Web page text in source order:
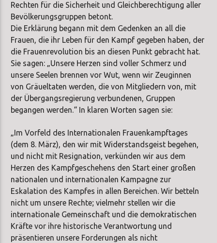
Rechten für die Sicherheit und Gleichberechtigung aller
Bevölkerungsgruppen betont.
Die Erklärung begann mit dem Gedenken an all die
Frauen, die ihr Leben für den Kampf gegeben haben, der
die Frauenrevolution bis an diesen Punkt gebracht hat.
Sie sagen: „Unsere Herzen sind voller Schmerz und
unsere Seelen brennen vor Wut, wenn wir Zeuginnen
von Gräueltaten werden, die von Mitgliedern von, mit
der Übergangsregierung verbundenen, Gruppen
begangen werden.“ In klaren Worten sagen sie:
„Im Vorfeld des Internationalen Frauenkampftages
(dem 8. März), den wir mit Widerstandsgeist begehen,
und nicht mit Resignation, verkünden wir aus dem
Herzen des Kampfgeschehens den Start einer großen
nationalen und internationalen Kampagne zur
Eskalation des Kampfes in allen Bereichen. Wir betteln
nicht um unsere Rechte; vielmehr stellen wir die
internationale Gemeinschaft und die demokratischen
Kräfte vor ihre historische Verantwortung und
präsentieren unsere Forderungen als nicht